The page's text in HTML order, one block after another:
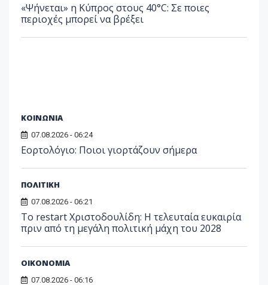
«Ψήνεται» η Κύπρος στους 40°C: Σε ποιες
περιοχές μπορεί να βρέξει
ΚΟΙΝΩΝΙΑ
07.08.2026 - 06:24
Εορτολόγιο: Ποιοι γιορτάζουν σήμερα
ΠΟΛΙΤΙΚΗ
07.08.2026 - 06:21
Το restart Χριστοδουλίδη: Η τελευταία ευκαιρία
πριν από τη μεγάλη πολιτική μάχη του 2028
ΟΙΚΟΝΟΜΙΑ
07.08.2026 - 06:16